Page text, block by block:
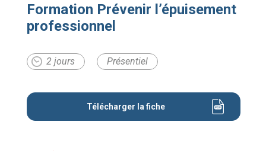
Formation Prévenir l’épuisement
professionnel
2 jours Présentiel
Télécharger la fiche